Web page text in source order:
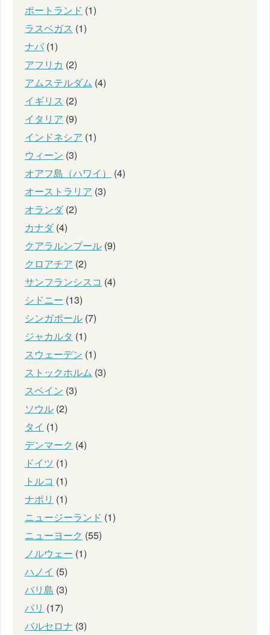
ポートランド (1)
ラスベガス (1)
ナパ (1)
アフリカ (2)
アムステルダム (4)
イギリス (2)
イタリア (9)
インドネシア (1)
ウィーン (3)
オアフ島（ハワイ）
(4)
オーストラリア (3)
オランダ(2)
カナダ(4)
クアラルンプール (9)
クロアチア (2)
サンフランシスコ (4)
シドニー (13)
シンガポール (7)
ジャカルタ (1)
スウェーデン (1)
ストックホルム (3)
スペイン (3)
ソウル (2)
タイ (1)
デンマーク (4)
ドイツ (1)
トルコ (1)
ナポリ (1)
ニュージーランド (1)
ニューヨーク (55)
ノルウェー (1)
ハノイ (5)
バリ島 (3)
パリ (17)
バルセロナ (3)